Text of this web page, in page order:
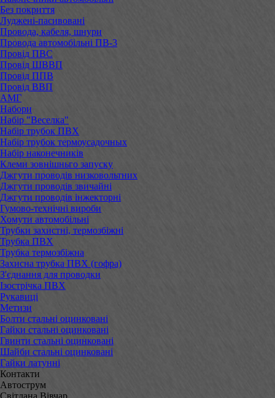
Без покриття
Луджені-пасивовані
Провода, кабеля, шнури
Провода автомобільні ПВ-3
Провід ПВС
Провід ШВВП
Провід ППВ
Провід ВВП
АМГ
Набори
Набір "Веселка"
Набір трубок ПВХ
Набір трубок термоусадочных
Набір наконечників
Клеми зовнішньго запуску
Джгути проводів низковольтних
Джгути проводів звичайні
Джгути проводів інжекторні
Гумово-технічні вироби
Хомути автомобільні
Трубки захистні, термозбіжні
Трубка ПВХ
Трубка термозбіжна
Захисна трубка ПВХ (гофра)
З'єднання для проводки
Ізострічка ПВХ
Рукавиці
Метизи
Болти стальні оцинковані
Гайки стальні оцинковані
Гвинти стальні оцинковані
Шайби стальні оцинковані
Гайки латунні
Контакти
Автострум
Світлана Вівчар